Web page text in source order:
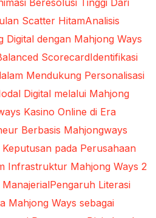
Beresolusi Tinggi Dari
Scatter HitamAnalisis
Digital dengan Mahjong Ways
ScorecardIdentifikasi
Mendukung Personalisasi
Digital melalui Mahjong
Kasino Online di Era
Berbasis Mahjongways
pada Perusahaan
Infrastruktur Mahjong Ways 2
Pengaruh Literasi
Mahjong Ways sebagai